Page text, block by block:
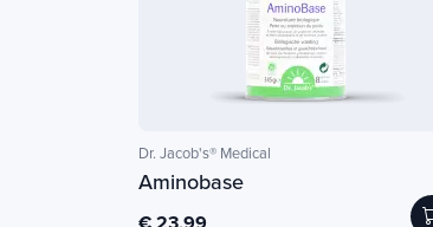
Dr. Jacob's® Medical
Aminobase